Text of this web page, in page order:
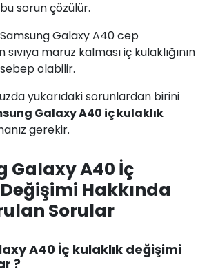
sorun çözülür.
Galaxy A40 cep
maruz kalması iç kulaklığının
olabilir.
yukarıdaki sorunlardan birini
Galaxy A40 iç kulaklık
gerekir.
Galaxy A40 İç
Hakkında
Sorular
A40 İç kulaklık değişimi
?